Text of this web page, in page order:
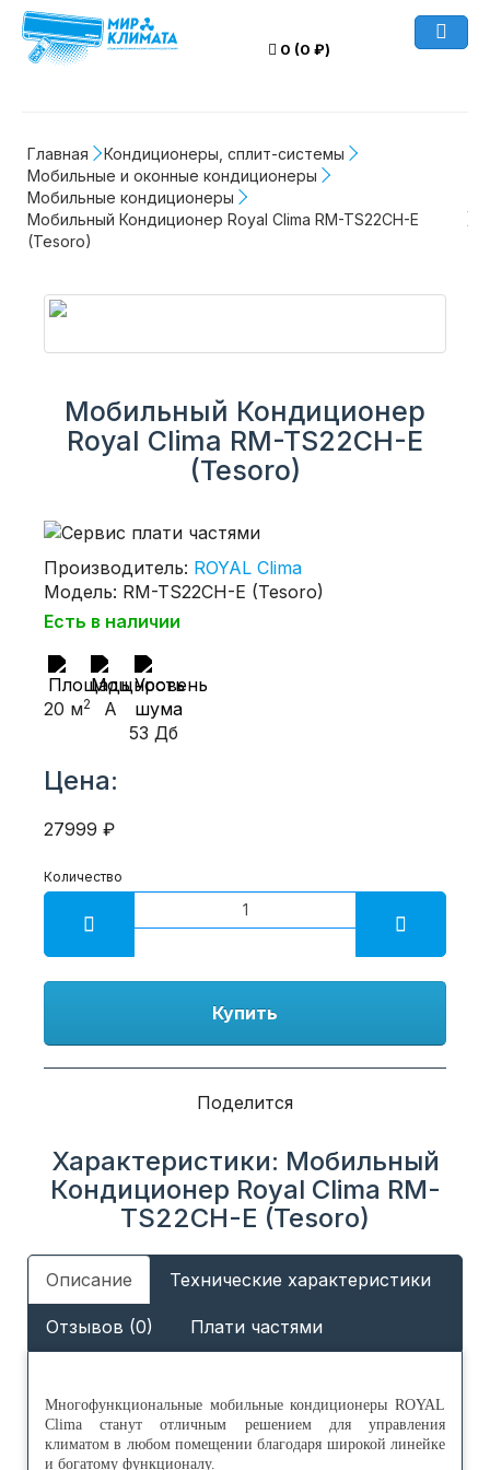
0 (0 ₽)
Главная
Кондиционеры, сплит-системы
Мобильные и оконные кондиционеры
Мобильные кондиционеры
Мобильный Кондиционер Royal Clima RM-TS22CH-E
(Tesoro)
Мобильный Кондиционер
Royal Clima RM-TS22CH-E
(Tesoro)
Производитель: ROYAL Clima
Модель: RM-TS22CH-E (Tesoro)
Есть в наличии
20 м2
A
53 Дб
Цена:
27999 ₽
Количество
Купить
Поделится
Характеристики: Мобильный
Кондиционер Royal Clima RM-
TS22CH-E (Tesoro)
Описание Технические характеристики
Отзывов (0) Плати частями
Многофункциональные мобильные кондиционеры ROYAL
Clima станут отличным решением для управления
климатом в любом помещении благодаря широкой линейке
и богатому функционалу.